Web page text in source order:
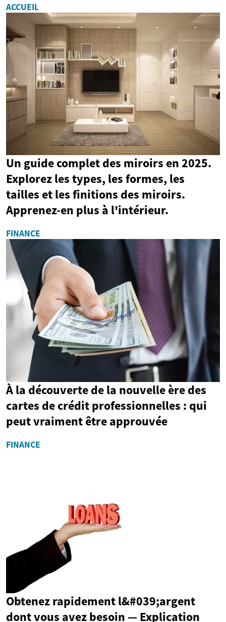
ACCUEIL
Un guide complet des miroirs en 2025.
Explorez les types, les formes, les
tailles et les finitions des miroirs.
Apprenez-en plus à l'intérieur.
FINANCE
À la découverte de la nouvelle ère des
cartes de crédit professionnelles : qui
peut vraiment être approuvée
FINANCE
Obtenez rapidement l&#039;argent
dont vous avez besoin — Explication